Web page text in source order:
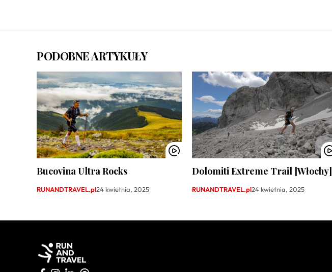
PODOBNE ARTYKUŁY
Bucovina Ultra Rocks
RUNANDTRAVEL.pl24 kwietnia, 2025
Dolomiti Extreme Trail [Włochy]
RUNANDTRAVEL.pl24 kwietnia, 2025